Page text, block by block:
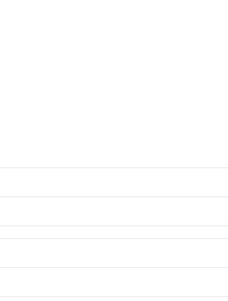
rynek
produktów
inteligencji
inteligencji